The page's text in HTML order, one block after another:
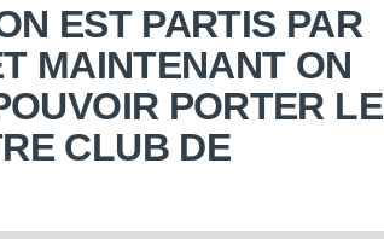
EST PARTIS PAR
MAINTENANT ON
PORTER LE
CLUB DE